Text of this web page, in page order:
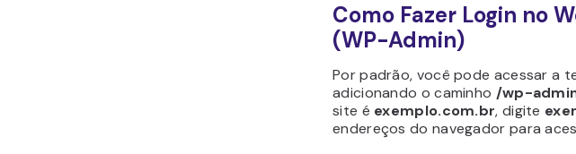
Como Fazer Login no
(WP-Admin)
Por padrão, você pode acessar a
adicionando o caminho /wp-
site é exemplo.com.br, digite
endereços do navegador para